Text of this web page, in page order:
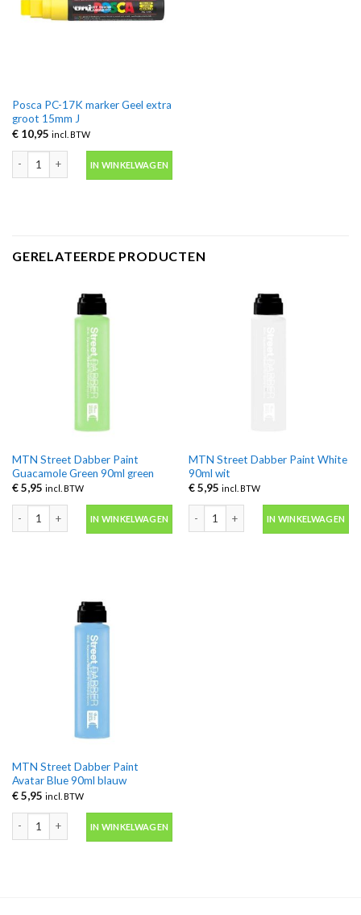
Posca PC-17K marker Geel extra
groot 15mm J
€10,95 incl. BTW
IN WINKELWAGEN
GERELATEERDE PRODUCTEN
MTN Street Dabber Paint
Guacamole Green 90ml green
€5,95 incl. BTW
MTN Street Dabber Paint Guacamole Green 90ml green aantal
IN WINKELWAGEN
MTN Street Dabber Paint White
90ml wit
€5,95 incl. BTW
MTN Street Dabber Paint White
IN WINKELWAGEN
MTN Street Dabber Paint
Avatar Blue 90ml blauw
€5,95 incl. BTW
IN WINKELWAGEN